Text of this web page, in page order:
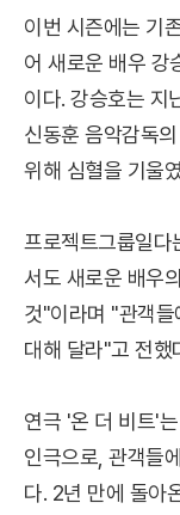
이번 시즌에는 기
어 새로운 배우 강
이다. 강승호는 지
신동훈 음악감독
위해 심혈을 기울
프로젝트그룹일다
서도 새로운 배우
것"이라며 "관객들
대해 달라"고 전했
연극 '온 더 비트'
인극으로, 관객들
다. 2년 만에 돌아